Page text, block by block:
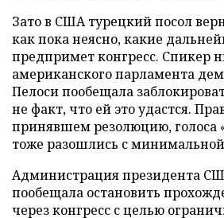
Зато в США турецкий посол
как пока неясно, какие
предпримет конгресс. Спикер
американского парламента
Пелоси пообещала
не факт, что ей это удастся.
принявшем резолюцию, голоса
тоже разошлись с
Администрация президента
пообещала остановить
через конгресс с целью